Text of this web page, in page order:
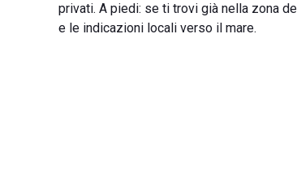
privati. A piedi: se ti trovi già nella zona
e le indicazioni locali verso il mare.